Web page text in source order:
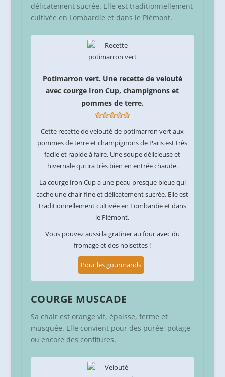
délicatement sucrée. Elle est traditionnellement
cultivée en Lombardie et dans le Piémont.
Potimarron vert. Une recette de velouté
avec courge Iron Cup, champignons et
pommes de terre.
Cette recette de velouté de potimarron vert aux
pommes de terre et champignons de Paris est très
facile et rapide à faire. Une soupe délicieuse et
hivernale qui ira très bien en entrée chaude.
La courge Iron Cup a une peau presque bleue qui
cache une chair fine et délicatement sucrée. Elle est
traditionnellement cultivée en Lombardie et dans
le Piémont.
Vous pouvez aussi la gratiner au four avec du
fromage et des noisettes !
Pour les gourmands
COURGE MUSCADE
Sa chair est orange vif, épaisse, ferme et
musquée. Elle convient pour des purée, potage
ou encore des confitures.